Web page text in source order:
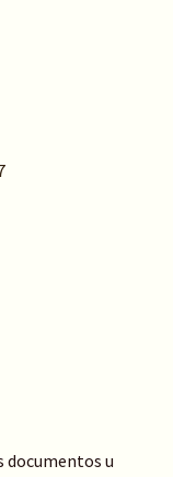
documentos u